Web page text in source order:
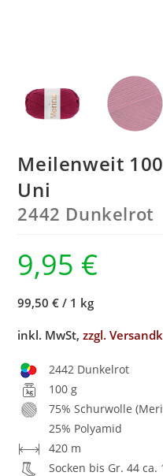
Meilenweit
Uni
2442 Dunkelrot
9,95 €
99,50 € / 1 kg
inkl. MwSt,zzgl.
2442 Dunkelrot
100 g
75% Schurwolle
25% Polyamid
420 m
Socken bis Gr. 44 ca.